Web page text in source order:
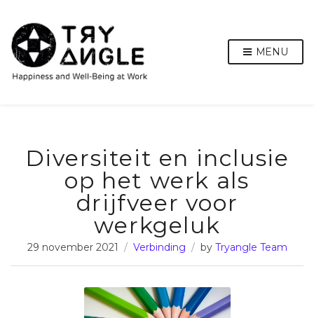
MENU
Diversiteit en inclusie
op het werk als
drijfveer voor
werkgeluk
29 november 2021 Verbinding by Tryangle Team